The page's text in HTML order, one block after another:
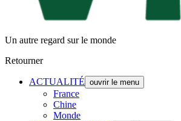
Un autre regard sur le monde
Retourner
ACTUALITÉ ouvrir le menu
France
Chine
Monde